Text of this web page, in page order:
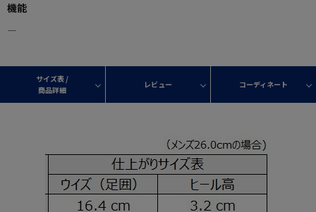
機能
―
サイズ表 /
商品詳細
レビュー コーディネート